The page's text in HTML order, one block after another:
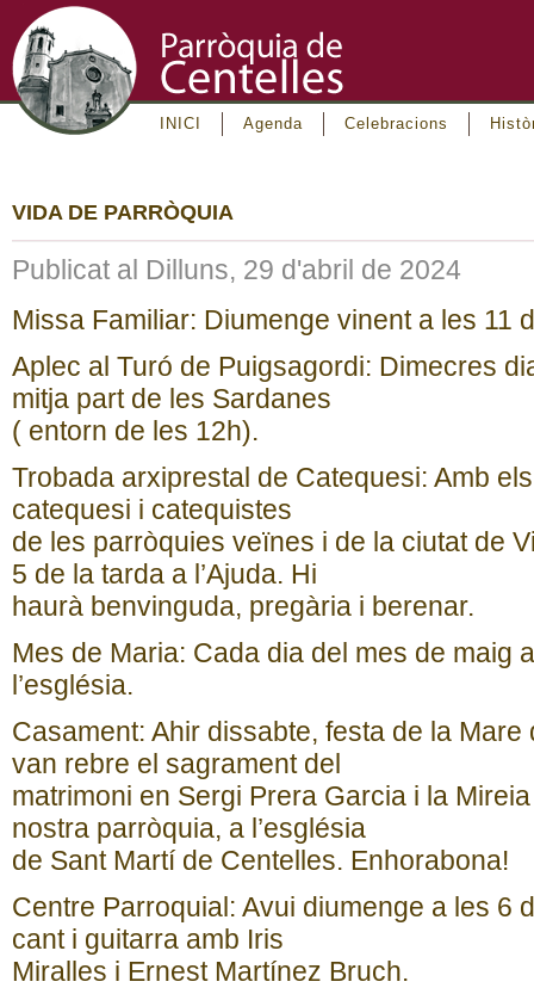
INICI Agenda Celebracions
VIDA DE PARRÒQUIA
Publicat al Dilluns, 29 d'abril de 2024
Missa Familiar: Diumenge vinent a les 11
Aplec al Turó de Puigsagordi: Dimecres
mitja part de les Sardanes
( entorn de les 12h).
Trobada arxiprestal de Catequesi: Amb
catequesi i catequistes
de les parròquies veïnes i de la ciutat de
5 de la tarda a l’Ajuda. Hi
haurà benvinguda, pregària i berenar.
Mes de Maria: Cada dia del mes de maig
l’església.
Casament: Ahir dissabte, festa de la
van rebre el sagrament del
matrimoni en Sergi Prera Garcia i la
nostra parròquia, a l’església
de Sant Martí de Centelles. Enhorabona!
Centre Parroquial: Avui diumenge a les 6
cant i guitarra amb Iris
Miralles i Ernest Martínez Bruch.